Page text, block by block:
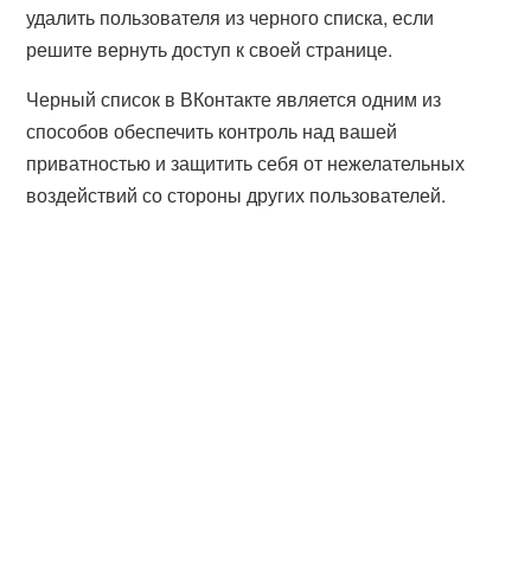
удалить пользователя из черного списка, если
решите вернуть доступ к своей странице.
Черный список в ВКонтакте является одним из
способов обеспечить контроль над вашей
приватностью и защитить себя от нежелательных
воздействий со стороны других пользователей.